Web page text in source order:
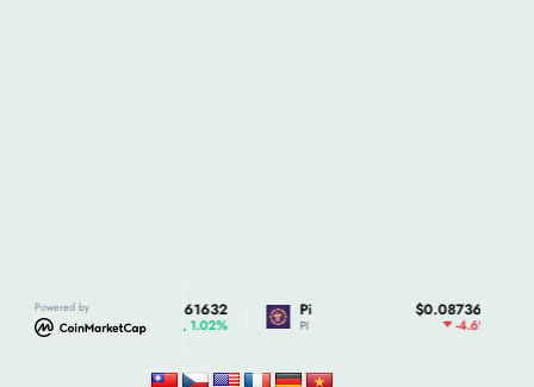
Powered by$0.161632
1.02%
$0.087365